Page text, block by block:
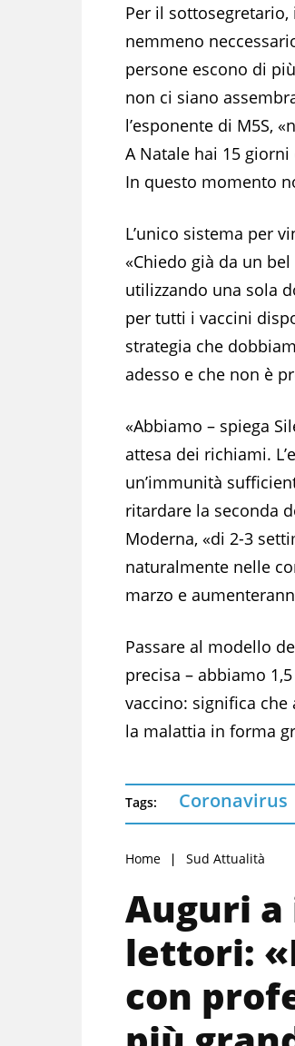
Per il
nemmeno
persone escono di
non ci siano
l’esponente di M5S,
A Natale hai 15
In questo momento
L’unico sistema per
«Chiedo già da un
utilizzando una sola
per tutti i vaccini
strategia che
adesso e che non è
«Abbiamo – spiega
attesa dei richiami.
un’immunità
ritardare la seconda
Moderna, «di 2-3
naturalmente nelle
marzo e
Passare al modello
precisa – abbiamo
vaccino: significa
la malattia in forma
Tags: Coronavirus
Home Sud Attualità
Auguri a
lettori:
con